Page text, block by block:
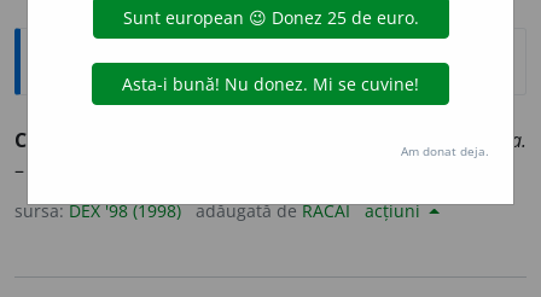
Explicative DEX
COMPLIC
a (se) complica.
–
sursa:DEX '98 (1998) adăugată deRACAI acțiuni
Am donat deja.